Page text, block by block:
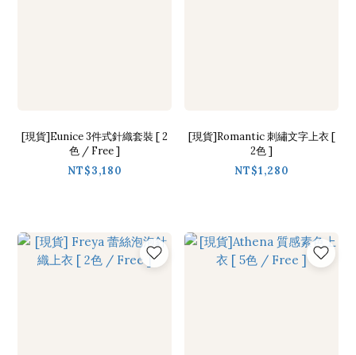
[現貨]Eunice 3件式針織套裝 [ 2
色 / Free ]
NT$3,180
[現貨]Romantic 刺繡文字上衣 [
2色 ]
NT$1,280